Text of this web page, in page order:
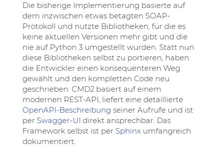
Die bisherige Implementierung basierte auf
dem inzwischen etwas betagten SOAP-
Protokoll und nutzte Bibliotheken, für die es
keine aktuellen Versionen mehr gibt und die
nie auf Python 3 umgestellt wurden. Statt nun
diese Bibliotheken selbst zu portieren, haben
die Entwickler einen konsequenteren Weg
gewählt und den kompletten Code neu
geschrieben: CMD2 basiert auf einem
modernen REST-API, liefert eine detaillierte
OpenAPI-Beschreibung seiner Aufrufe und ist
per Swagger-UI direkt ansprechbar. Das
Framework selbst ist per Sphinx umfangreich
dokumentiert.